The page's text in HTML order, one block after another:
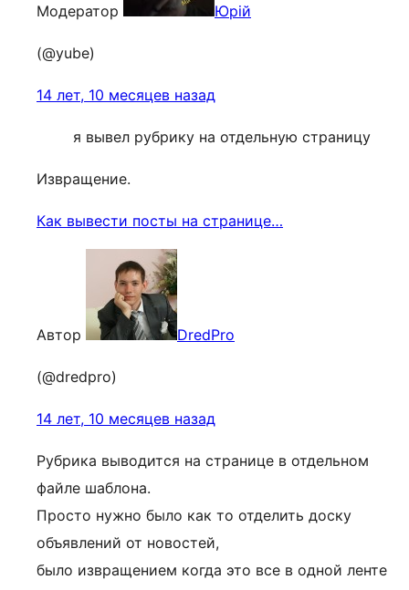
Модератор Юрій
(@yube)
14 лет, 10 месяцев назад
я вывел рубрику на отдельную страницу
Извращение.
Как вывести посты на странице…
Автор DredPro
(@dredpro)
14 лет, 10 месяцев назад
Рубрика выводится на странице в отдельном
файле шаблона.
Просто нужно было как то отделить доску
объявлений от новостей,
было извращением когда это все в одной ленте